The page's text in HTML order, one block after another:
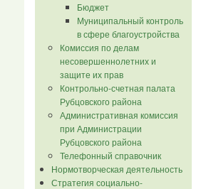
Бюджет
Муниципальный контроль
в сфере благоустройства
Комиссия по делам
несовершеннолетних и
защите их прав
Контрольно-счетная палата
Рубцовского района
Административная комиссия
при Администрации
Рубцовского района
Телефонный справочник
Нормотворческая деятельность
Стратегия социально-